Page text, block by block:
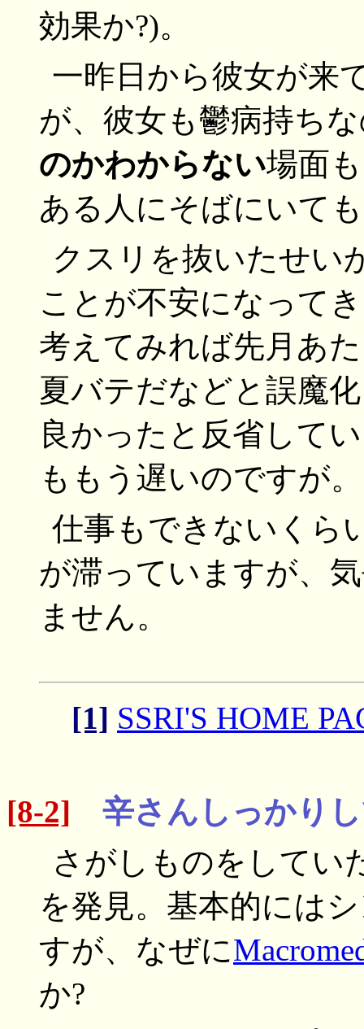
効果か?)。
一昨日から彼女が来
が、彼女も鬱病持ち
のかわからない場面
ある人にそばにいて
クスリを抜いたせい
ことが不安になって
考えてみれば先月あ
夏バテだなどと誤魔
良かったと反省して
ももう遅いのですが。
仕事もできないくら
が滞っていますが、
ません。
[1] SSRI'S HOME
[8-2] 辛さんしっかり
さがしものをしてい
を発見。基本的には
すが、なぜに
か?